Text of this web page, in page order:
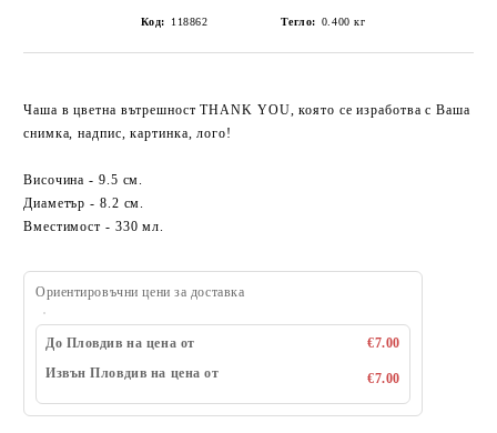
Код: 118862 Тегло: 0.400 кг
Чаша в цветна вътрешност THANK YOU, която се изработва с Ваша
снимка, надпис, картинка, лого!
Височина - 9.5 см.
Диаметър - 8.2 см.
Вместимост - 330 мл.
Ориентировъчни цени за доставка
До Пловдив на цена от
€7.00
Извън Пловдив на цена от
€7.00